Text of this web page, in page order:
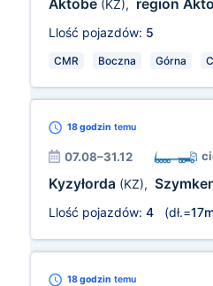
Aktobe (KZ), region
Llość pojazdów: 5
CMR Boczna Górna
18 godzin temu
07.08–31.12
Kyzyłorda (KZ),
Llość pojazdów: 4 (dł.=
18 godzin temu